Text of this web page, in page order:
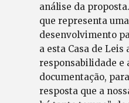
análise da
que representa
desenvolvimento
a esta Casa de Leis
responsabilidade e
documentação,
resposta que a